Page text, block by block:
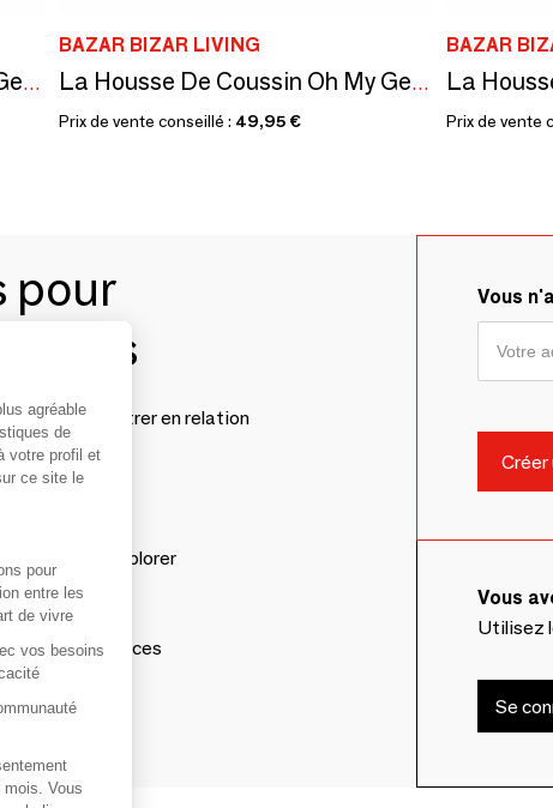
La Housse De Coussin Oh My Gee - Noir Cuivre - 60x60
BAZAR BIZAR LIVING
La Housse De Coussin Oh My Gee - Rose Saumon - 40x40
Prix de vente conseillé : 49,95 €
BAZAR
Prix de vente
pour
et de rentrer en relation
compte.
à explorer
tendances
Vous
Vous
Utilisez
Se
agréable
de
votre profil et
ce site le
pour
entre les
de vivre
vos besoins
mois. Vous